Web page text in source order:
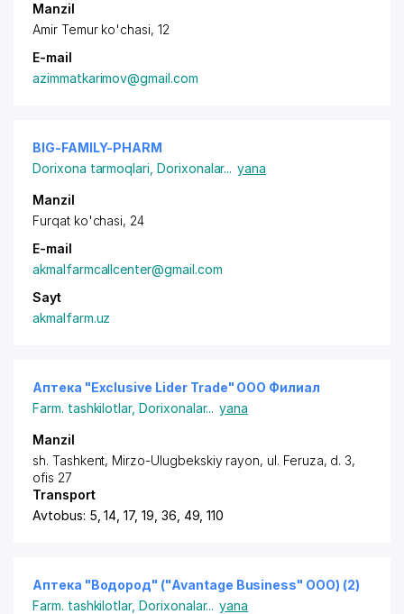
Manzil
Amir Temur ko'chasi, 12
E-mail
azimmatkarimov@gmail.com
BIG-FAMILY-PHARM
Dorixona tarmoqlari Dorixonalar... yana
Manzil
Furqat ko'chasi, 24
E-mail
akmalfarmcallcenter@gmail.com
Sayt
akmalfarm.uz
Аптека "Exclusive Lider Trade" ООО Филиал
Farm. tashkilotlar,Dorixonalar... yana
Manzil
sh. Tashkent, Mirzo-Ulugbekskiy rayon, ul. Feruza, d. 3,
ofis 27
Transport
Avtobus: 5, 14, 17, 19, 36, 49, 110
Аптека "Водород" ("Avantage Business" ООО) (2)
Farm. tashkilotlar,Dorixonalar... yana